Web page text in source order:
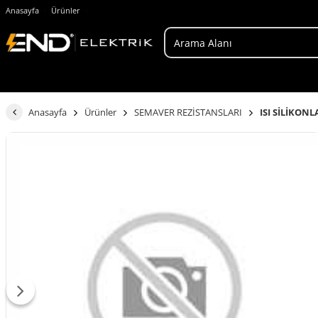
Anasayfa Ürünler
Anasayfa Ürünler SEMAVER REZİSTANSLARI ISI